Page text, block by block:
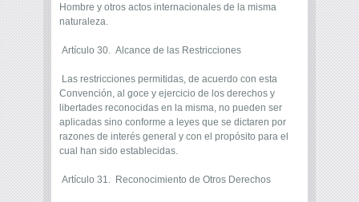
Hombre y otros actos internacionales de la misma
naturaleza.
Artículo 30. Alcance de las Restricciones
Las restricciones permitidas, de acuerdo con esta
Convención, al goce y ejercicio de los derechos y
libertades reconocidas en la misma, no pueden ser
aplicadas sino conforme a leyes que se dictaren por
razones de interés general y con el propósito para el
cual han sido establecidas.
Artículo 31. Reconocimiento de Otros Derechos